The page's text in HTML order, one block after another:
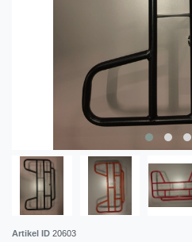
Artikel ID 20603